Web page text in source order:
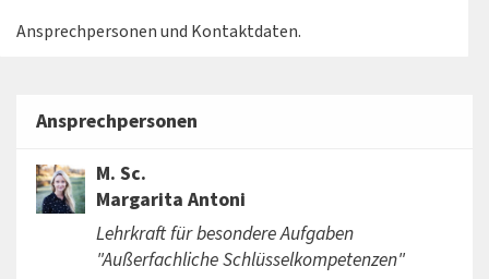
Ansprechpersonen und Kontaktdaten.
Ansprechpersonen
M. Sc.
Margarita Antoni
Lehrkraft für besondere Aufgaben
"Außerfachliche Schlüsselkompetenzen"